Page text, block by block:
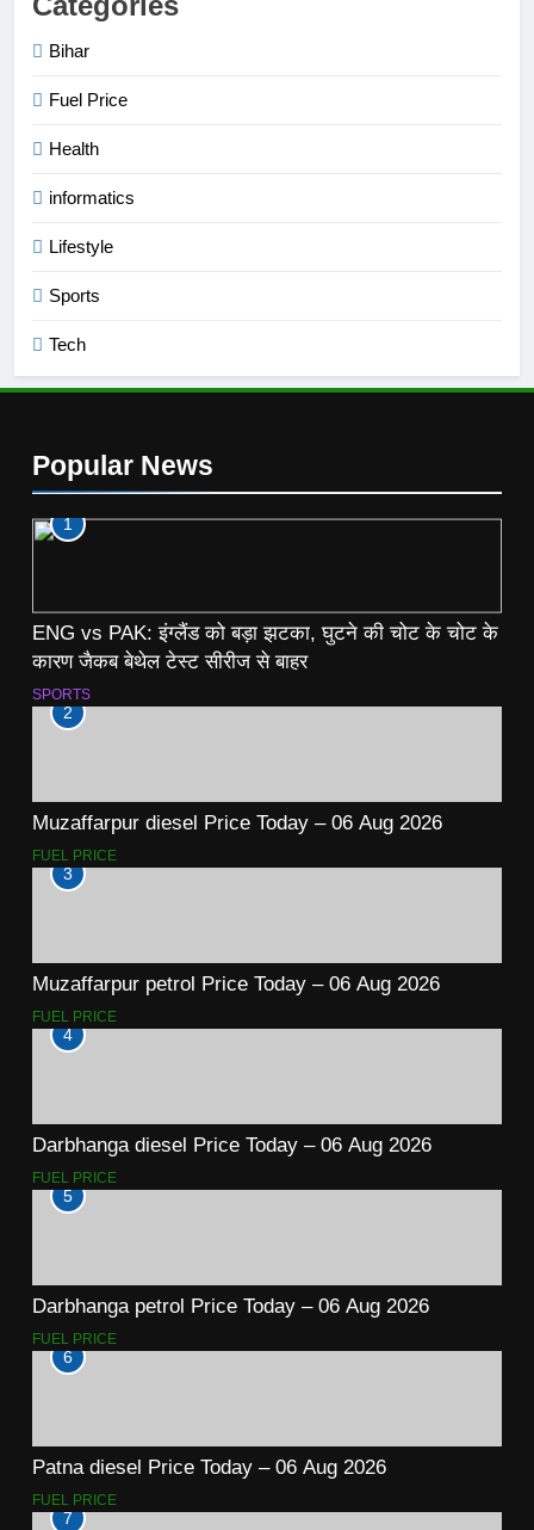
Bihar
Fuel Price
Health
informatics
Lifestyle
Sports
Tech
Popular News
1
ENG vs PAK: इंग्लैंड को बड़ा झटका, घुटने की चोट के चोट के
कारण जैकब बेथेल टेस्ट सीरीज से बाहर
SPORTS
2
Muzaffarpur diesel Price Today – 06 Aug 2026
FUEL PRICE
3
Muzaffarpur petrol Price Today – 06 Aug 2026
FUEL PRICE
4
Darbhanga diesel Price Today – 06 Aug 2026
FUEL PRICE
5
Darbhanga petrol Price Today – 06 Aug 2026
FUEL PRICE
6
Patna diesel Price Today – 06 Aug 2026
FUEL PRICE
7